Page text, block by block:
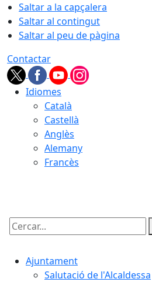
Saltar a la capçalera
Saltar al contingut
Saltar al peu de pàgina
Contactar
Idiomes
Català
Castellà
Anglès
Alemany
Francès
Cercar:
Ajuntament
Salutació de l'Alcaldessa